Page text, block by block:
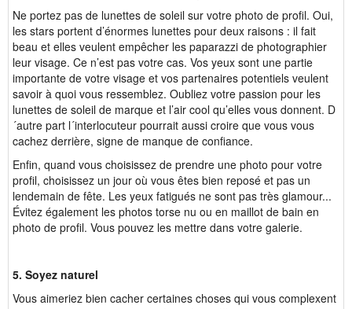
Ne portez pas de lunettes de soleil sur votre photo de profil. Oui,
les stars portent d’énormes lunettes pour deux raisons : il fait
beau et elles veulent empêcher les paparazzi de photographier
leur visage. Ce n’est pas votre cas. Vos yeux sont une partie
importante de votre visage et vos partenaires potentiels veulent
savoir à quoi vous ressemblez. Oubliez votre passion pour les
lunettes de soleil de marque et l’air cool qu’elles vous donnent. D
´autre part l´interlocuteur pourrait aussi croire que vous vous
cachez derrière, signe de manque de confiance.
Enfin, quand vous choisissez de prendre une photo pour votre
profil, choisissez un jour où vous êtes bien reposé et pas un
lendemain de fête. Les yeux fatigués ne sont pas très glamour...
Évitez également les photos torse nu ou en maillot de bain en
photo de profil. Vous pouvez les mettre dans votre galerie.
5. Soyez naturel
Vous aimeriez bien cacher certaines choses qui vous complexent